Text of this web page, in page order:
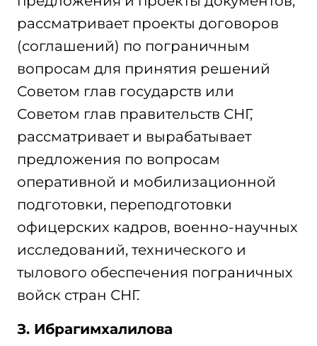
рассматривает проекты договоров
(соглашений) по пограничным
вопросам для принятия решений
Советом глав государств или
Советом глав правительств СНГ,
рассматривает и вырабатывает
предложения по вопросам
оперативной и мобилизационной
подготовки, переподготовки
офицерских кадров, военно-научных
исследований, технического и
тылового обеспечения пограничных
войск стран СНГ.
З. Ибрагимхалилова